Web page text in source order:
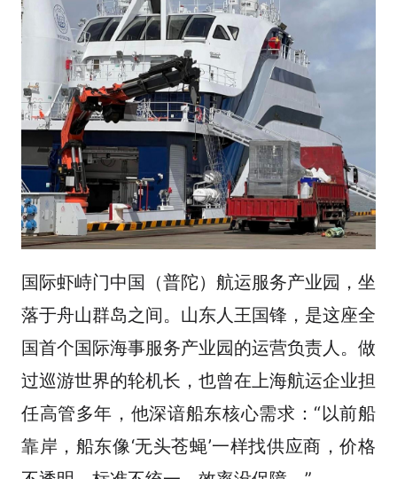
国际虾峙门中国（普陀）航运服务产业园，坐
落于舟山群岛之间。山东人王国锋，是这座全
国首个国际海事服务产业园的运营负责人。做
过巡游世界的轮机长，也曾在上海航运企业担
任高管多年，他深谙船东核心需求：“以前船
靠岸，船东像‘无头苍蝇’一样找供应商，价格